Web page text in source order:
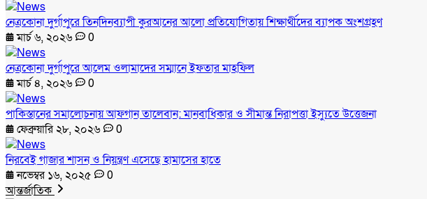
নেত্রকোনা দুর্গাপুরে তিনদিনব্যাপী কুরআনের আলো প্রতিযোগিতায় শিক্ষার্থীদের ব্যাপক অংশগ্রহণ
মার্চ ৬, ২০২৬
0
নেত্রকোনা দুর্গাপুরে আলেম ওলামাদের সম্মানে ইফতার মাহফিল
মার্চ ৪, ২০২৬
0
পাকিস্তানের সমালোচনায় আফগান তালেবান: মানবাধিকার ও সীমান্ত নিরাপত্তা ইস্যুতে উত্তেজনা
ফেব্রুয়ারি ২৮, ২০২৬
0
নিরবেই গাজার শাসন ও নিয়ন্ত্রণ এসেছে হামাসের হাতে
নভেম্বর ১৬, ২০২৫
0
আন্তর্জাতিক